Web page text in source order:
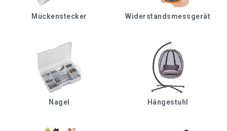
Mückenstecker Widerstandsmessgerät
Nagel Hängestuhl